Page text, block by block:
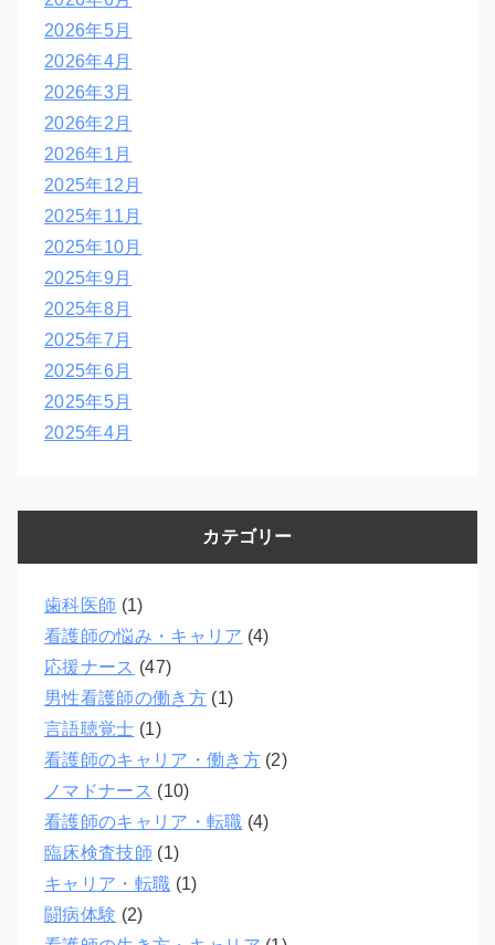
2026年5月
2026年4月
2026年3月
2026年2月
2026年1月
2025年12月
2025年11月
2025年10月
2025年9月
2025年8月
2025年7月
2025年6月
2025年5月
2025年4月
カテゴリー
歯科医師 (1)
看護師の悩み・キャリア (4)
応援ナース (47)
男性看護師の働き方(1)
言語聴覚士 (1)
看護師のキャリア・働き方(2)
ノマドナース (10)
看護師のキャリア・転職 (4)
臨床検査技師 (1)
キャリア・転職 (1)
闘病体験 (2)